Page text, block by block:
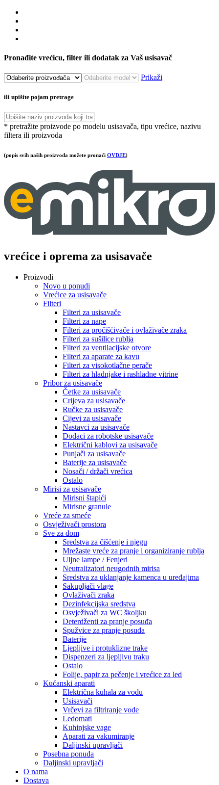
Pronađite vrećicu, filter ili dodatak za Vaš usisavač
Prikaži
ili upišite pojam pretrage
* pretražite proizvode po modelu usisavača, tipu vrećice, nazivu
filtera ili proizvoda
(popis svih naših proizvoda možete pronaći OVDJE)
vrećice i oprema za usisavače
Proizvodi
Novo u ponudi
Vrećice za usisavače
Filteri
Filteri za usisavače
Filteri za nape
Filteri za pročišćivače i ovlaživače zraka
Filteri za sušilice rublja
Filteri za ventilacijske otvore
Filteri za aparate za kavu
Filteri za visokotlačne perače
Filteri za hladnjake i rashladne vitrine
Pribor za usisavače
Četke za usisavače
Crijeva za usisavače
Ručke za usisavače
Cijevi za usisavače
Nastavci za usisavače
Dodaci za robotske usisavače
Električni kablovi za usisavače
Punjači za usisavače
Baterije za usisavače
Nosači / držači vrećica
Ostalo
Mirisi za usisavače
Mirisni štapići
Mirisne granule
Vreće za smeće
Osvježivači prostora
Sve za dom
Sredstva za čišćenje i njegu
Mrežaste vreće za pranje i organiziranje rublja
Uljne lampe / Fenjeri
Neutralizatori neugodnih mirisa
Sredstva za uklanjanje kamenca u uređajima
Sakupljači vlage
Ovlaživači zraka
Dezinfekcijska sredstva
Osvježivači za WC školjku
Deterdženti za pranje posuđa
Spužvice za pranje posuđa
Baterije
Ljepljive i protuklizne trake
Dispenzeri za ljepljivu traku
Ostalo
Folije, papir za pečenje i vrećice za led
Kućanski aparati
Električna kuhala za vodu
Usisavači
Vrčevi za filtriranje vode
Ledomati
Kuhinjske vage
Aparati za vakumiranje
Daljinski upravljači
Posebna ponuda
Daljinski upravljači
O nama
Dostava